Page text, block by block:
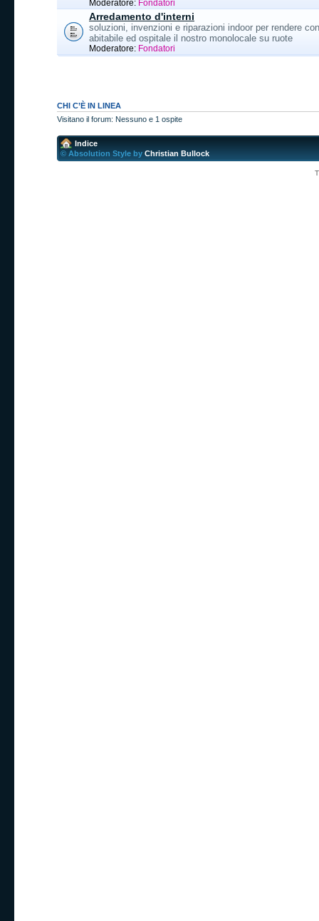
Moderatore: Fondatori
Arredamento d'interni
soluzioni, invenzioni e riparazioni indoor per rendere
abitabile ed ospitale il nostro monolocale su ruote
Moderatore: Fondatori
CHI C’È IN LINEA
Visitano il forum: Nessuno e 1 ospite
Indice
© Absolution Style by Christian Bullock